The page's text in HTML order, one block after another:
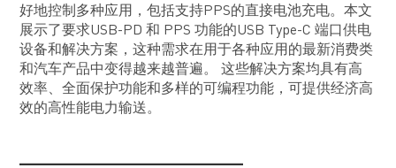
好地控制多种应用，包括支持PPS的直接电池充电。本文
展示了要求USB-PD 和 PPS 功能的USB Type-C 端口供电
设备和解决方案，这种需求在用于各种应用的最新消费类
和汽车产品中变得越来越普遍。 这些解决方案均具有高
效率、全面保护功能和多样的可编程功能，可提供经济高
效的高性能电力输送。